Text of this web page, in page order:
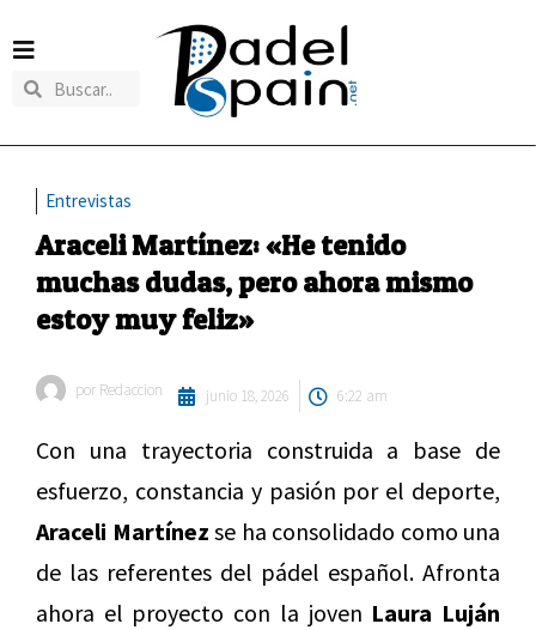
Entrevistas
Araceli Martínez: «He tenido
muchas dudas, pero ahora mismo
estoy muy feliz»
por Redaccion junio 18, 2026 6:22 am
Con una trayectoria construida a base de
esfuerzo, constancia y pasión por el deporte,
Araceli Martínez se ha consolidado como una
de las referentes del pádel español. Afronta
ahora el proyecto con la joven Laura Luján